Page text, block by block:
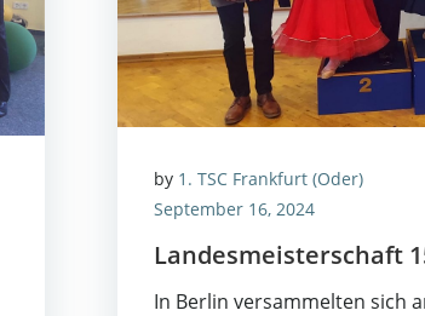
by 1. TSC Frankfurt (Oder)
September 16, 2024
Lan­des­meis­ter­schaft
In Ber­lin ver­sam­mel­ten sich